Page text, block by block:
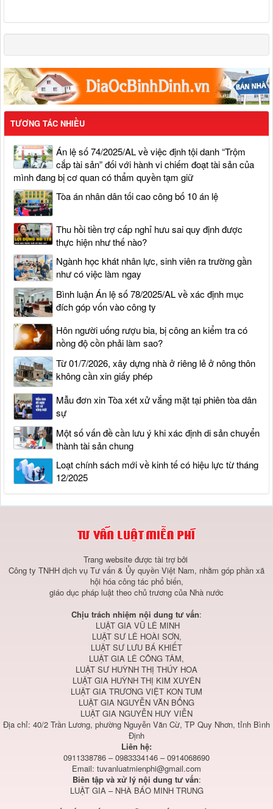
TƯƠNG TÁC NHIỀU
Án lệ số 74/2025/AL về việc định tội danh “Trộm
cắp tài sản” đối với hành vi chiếm đoạt tài sản của
mình đang bị cơ quan có thẩm quyền tạm giữ
Tòa án nhân dân tối cao công bố 10 án lệ
Thu hồi tiền trợ cấp nghỉ hưu sai quy định được
thực hiện như thế nào?
Ngành học khát nhân lực, sinh viên ra trường gần
như có việc làm ngay
Bình luận Án lệ số 78/2025/AL về xác định mục
đích góp vốn vào công ty
Hôn người uống rượu bia, bị công an kiểm tra có
nồng độ cồn phải làm sao?
Từ 01/7/2026, xây dựng nhà ở riêng lẻ ở nông thôn
không cần xin giấy phép
Mẫu đơn xin Tòa xét xử vắng mặt tại phiên tòa dân
sự
Một số vấn đề cần lưu ý khi xác định di sản chuyển
thành tài sản chung
Loạt chính sách mới về kinh tế có hiệu lực từ tháng
12/2025
Trang website được tài trợ bởi
Công ty TNHH dịch vụ Tư vấn & Ủy quyền Việt Nam, nhằm góp phần xã
hội hóa công tác phổ biến,
giáo dục pháp luật theo chủ trương của Nhà nước
Chịu trách nhiệm nội dung tư vấn:
LUẬT GIA VŨ LÊ MINH
LUẬT SƯ LÊ HOÀI SƠN,
LUẬT SƯ LƯU BÁ KHIẾT
LUẬT GIA LÊ CÔNG TÂM,
LUẬT SƯ HUỲNH THỊ THÚY HOA
LUẬT GIA HUỲNH THỊ KIM XUYÊN
LUẬT GIA TRƯƠNG VIỆT KON TUM
LUẬT GIA NGUYỄN VĂN BỔNG
LUẬT GIA NGUYỄN HUY VIỄN
Địa chỉ: 40/2 Trần Lương, phường Nguyễn Văn Cừ, TP Quy Nhơn, tỉnh Bình
Định
Liên hệ:
0911338786 – 0983334146 – 0914068690
Email: tuvanluatmienphi@gmail.com
Biên tập và xử lý nội dung tư vấn:
LUẬT GIA – NHÀ BÁO MINH TRUNG